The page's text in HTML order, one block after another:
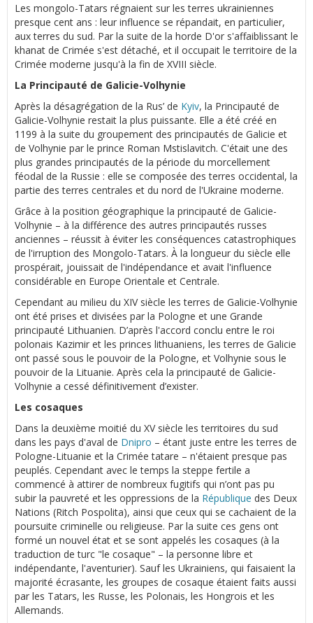
Les mongolo-Tatars régnaient sur les terres ukrainiennes
presque cent ans : leur influence se répandait, en particulier,
aux terres du sud. Par la suite de la horde D'or s'affaiblissant le
khanat de Crimée s'est détaché, et il occupait le territoire de la
Crimée moderne jusqu'à la fin de XVIII siècle.
La Principauté de Galicie-Volhynie
Après la désagrégation de la Rus’ de Kyiv, la Principauté de
Galicie-Volhynie restait la plus puissante. Elle a été créé en
1199 à la suite du groupement des principautés de Galicie et
de Volhynie par le prince Roman Mstislavitch. C'était une des
plus grandes principautés de la période du morcellement
féodal de la Russie : elle se composée des terres occidental, la
partie des terres centrales et du nord de l'Ukraine moderne.
Grâce à la position géographique la principauté de Galicie-
Volhynie – à la différence des autres principautés russes
anciennes – réussit à éviter les conséquences catastrophiques
de l'irruption des Mongolo-Tatars. À la longueur du siècle elle
prospérait, jouissait de l'indépendance et avait l'influence
considérable en Europe Orientale et Centrale.
Cependant au milieu du XIV siècle les terres de Galicie-Volhynie
ont été prises et divisées par la Pologne et une Grande
principauté Lithuanien. D’après l'accord conclu entre le roi
polonais Kazimir et les princes lithuaniens, les terres de Galicie
ont passé sous le pouvoir de la Pologne, et Volhynie sous le
pouvoir de la Lituanie. Après cela la principauté de Galicie-
Volhynie a cessé définitivement d’exister.
Les cosaques
Dans la deuxième moitié du XV siècle les territoires du sud
dans les pays d'aval de Dnipro – étant juste entre les terres de
Pologne-Lituanie et la Crimée tatare – n'étaient presque pas
peuplés. Cependant avec le temps la steppe fertile a
commencé à attirer de nombreux fugitifs qui n’ont pas pu
subir la pauvreté et les oppressions de la République des Deux
Nations (Ritch Pospolita), ainsi que ceux qui se cachaient de la
poursuite criminelle ou religieuse. Par la suite ces gens ont
formé un nouvel état et se sont appelés les cosaques (à la
traduction de turc "le cosaque" – la personne libre et
indépendante, l'aventurier). Sauf les Ukrainiens, qui faisaient la
majorité écrasante, les groupes de cosaque étaient faits aussi
par les Tatars, les Russe, les Polonais, les Hongrois et les
Allemands.